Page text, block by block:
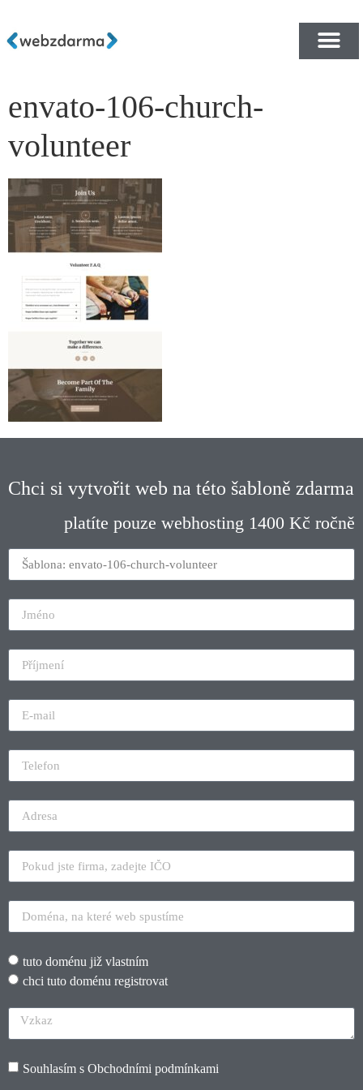
envato-106-church-
volunteer
Chci si vytvořit web na této šabloně zdarma
platíte pouze webhosting 1400 Kč ročně
tuto doménu již vlastním
chci tuto doménu registrovat
Souhlasím s Obchodními podmínkami